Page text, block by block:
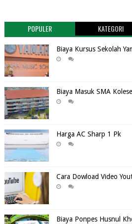
POPULER KATEGORI
Biaya Kursus Sekolah
Biaya Masuk SMA
Harga AC Sharp 1 Pk
Cara Dowload Video
Biaya Ponpes Husnul